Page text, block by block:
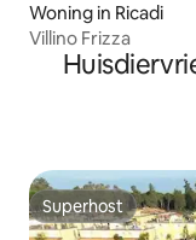
Woning in Ricadi
Villino Frizza
Superhost
Superhost